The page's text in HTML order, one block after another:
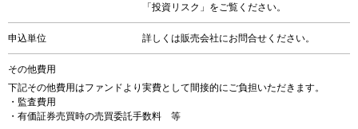
「投資リスク」をご覧ください。
申込単位 詳しくは販売会社にお問合せください。
その他費用
下記その他費用はファンドより実費として間接的にご負担いただきます。
・監査費用
・有価証券売買時の売買委託手数料 等